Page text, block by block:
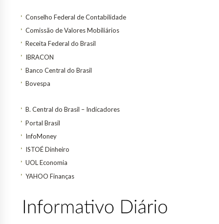
Conselho Federal de Contabilidade
Comissão de Valores Mobiliários
Receita Federal do Brasil
IBRACON
Banco Central do Brasil
Bovespa
B. Central do Brasil – Indicadores
Portal Brasil
InfoMoney
ISTOÉ Dinheiro
UOL Economia
YAHOO Finanças